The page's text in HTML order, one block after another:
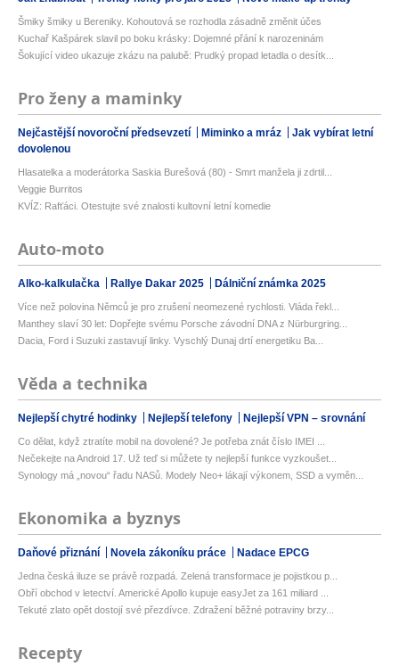
Šmiky šmiky u Bereniky. Kohoutová se rozhodla zásadně změnit účes
Kuchař Kašpárek slavil po boku krásky: Dojemné přání k narozeninám
Šokující video ukazuje zkázu na palubě: Prudký propad letadla o desítk...
Pro ženy a maminky
Nejčastější novoroční předsevzetí Miminko a mráz
Jak vybírat letní
dovolenou
Hlasatelka a moderátorka Saskia Burešová (80) - Smrt manžela ji zdrtil...
Veggie Burritos
KVÍZ: Rafťáci. Otestujte své znalosti kultovní letní komedie
Auto-moto
Alko-kalkulačka Rallye Dakar 2025 Dálniční známka 2025
Více než polovina Němců je pro zrušení neomezené rychlosti. Vláda řekl...
Manthey slaví 30 let: Dopřejte svému Porsche závodní DNA z Nürburgring...
Dacia, Ford i Suzuki zastavují linky. Vyschlý Dunaj drtí energetiku Ba...
Věda a technika
Nejlepší chytré hodinky Nejlepší telefony Nejlepší VPN – srovnání
Co dělat, když ztratíte mobil na dovolené? Je potřeba znát číslo IMEI ...
Nečekejte na Android 17. Už teď si můžete ty nejlepší funkce vyzkoušet...
Synology má „novou“ řadu NASů. Modely Neo+ lákají výkonem, SSD a vyměn...
Ekonomika a byznys
Daňové přiznání Novela zákoníku práce Nadace EPCG
Jedna česká iluze se právě rozpadá. Zelená transformace je pojistkou p...
Obří obchod v letectví. Americké Apollo kupuje easyJet za 161 miliard ...
Tekuté zlato opět dostojí své přezdívce. Zdražení běžné potraviny brzy...
Recepty